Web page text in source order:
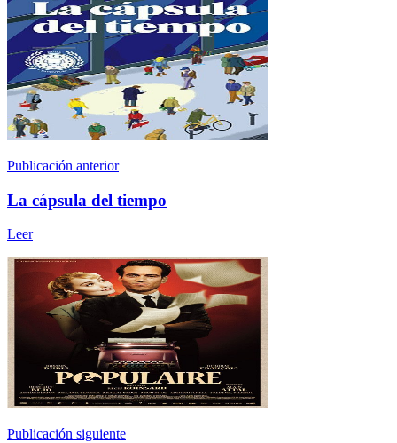
Publicación anterior
La cápsula del tiempo
Leer
Publicación siguiente